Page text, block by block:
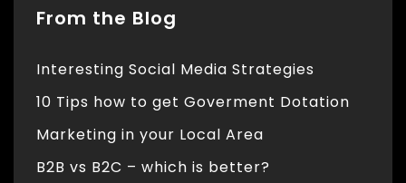
From the Blog
Interesting Social Media Strategies
10 Tips how to get Goverment Dotation
Marketing in your Local Area
B2B vs B2C – which is better?